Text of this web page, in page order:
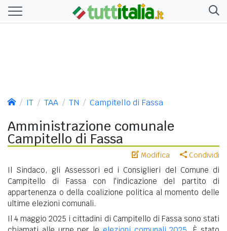
IT TAA TN Campitello di Fassa
Amministrazione comunale
Campitello di Fassa
Modifica Condividi
Il Sindaco, gli Assessori ed i Consiglieri del Comune di
Campitello di Fassa con l'indicazione del partito di
appartenenza o della coalizione politica al momento delle
ultime elezioni comunali.
Il 4 maggio 2025 i cittadini di Campitello di Fassa sono stati